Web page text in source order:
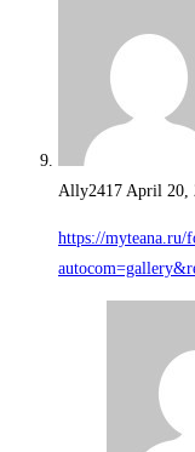
Ally2417 April 20,
https://myteana.ru/